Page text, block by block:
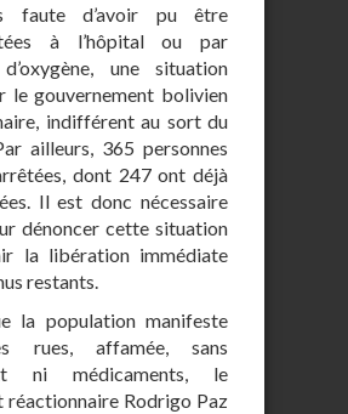
faute d’avoir pu être
à l’hôpital ou par
une situation
le gouvernement bolivien
indifférent au sort du
ailleurs, 365 personnes
dont 247 ont déjà
Il est donc nécessaire
dénoncer cette situation
la libération immédiate
restants.
la population manifeste
rues, affamée, sans
ni médicaments, le
réactionnaire Rodrigo Paz